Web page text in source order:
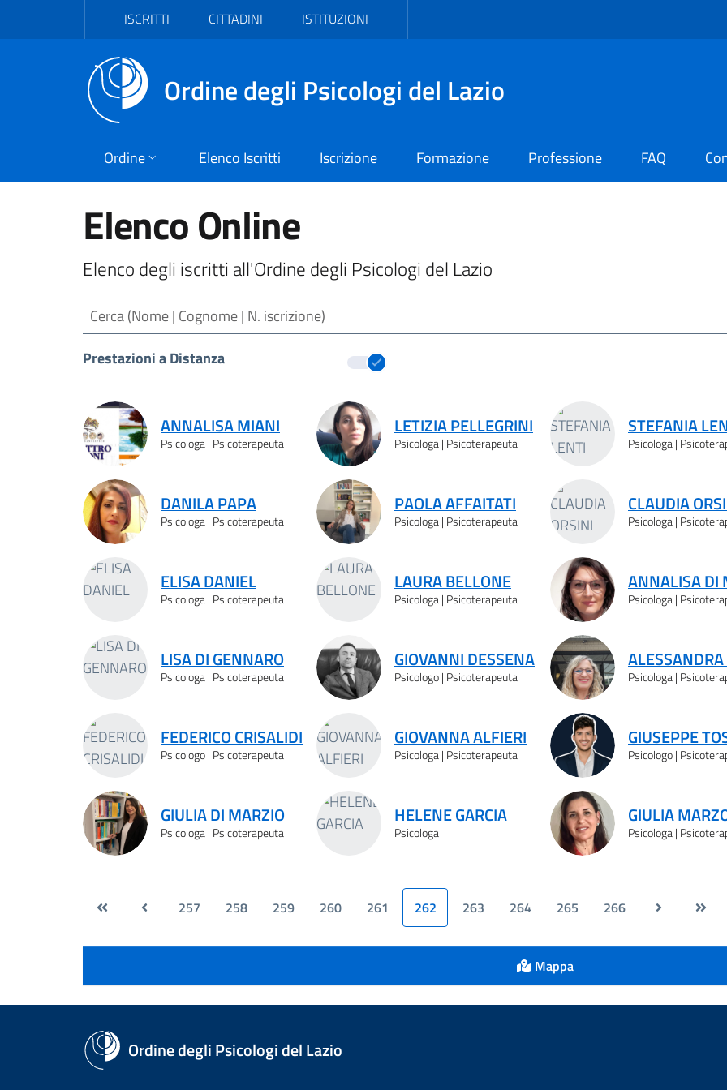
Vai al contenuto principale
ISCRITTI CITTADINI ISTITUZIONI
Ordine degli Psicologi del Lazio
Ordine Elenco Iscritti Iscrizione Formazione Professione FAQ
Elenco Online
Elenco degli iscritti all'Ordine degli Psicologi del Lazio
Cerca (Nome | Cognome | N. iscrizione)
Prestazioni a Distanza
Risultati ricerca
ANNALISA MIANI
Psicologa | Psicoterapeuta
LETIZIA PELLEGRINI
Psicologa | Psicoterapeuta
STEFANIA
Psicologa |
DANILA PAPA
Psicologa | Psicoterapeuta
PAOLA AFFAITATI
Psicologa | Psicoterapeuta
CLAUDIA
Psicologa |
ELISA DANIEL
Psicologa | Psicoterapeuta
LAURA BELLONE
Psicologa | Psicoterapeuta
ANNALISA DI
Psicologa |
LISA DI GENNARO
Psicologa | Psicoterapeuta
GIOVANNI DESSENA
Psicologo | Psicoterapeuta Psicologa |
FEDERICO CRISALIDI
Psicologo | Psicoterapeuta
GIOVANNA ALFIERI
Psicologa | Psicoterapeuta
GIUSEPPE
Psicologo |
GIULIA DI MARZIO
Psicologa | Psicoterapeuta
HELENE GARCIA
Psicologa
GIULIA
Psicologa |
257 258 259 260 261 262 263 264 265 266
Mappa
Ordine degli Psicologi del Lazio